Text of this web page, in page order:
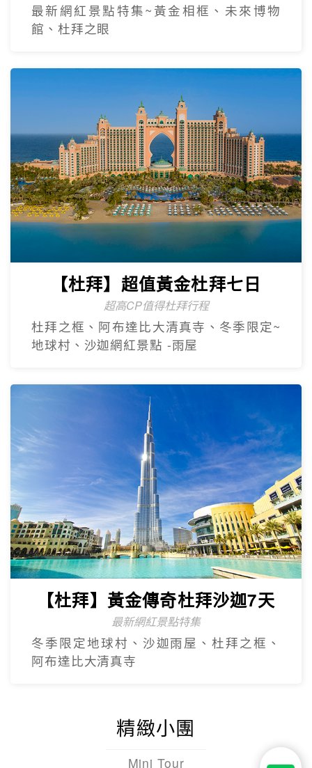
最新網紅景點特集~黃金相框、未來博物
館、杜拜之眼
【杜拜】超值黃金杜拜七日
超高CP值得杜拜行程
杜拜之框、阿布達比大清真寺、冬季限定~
地球村、沙迦網紅景點 -⾬屋
【杜拜】黃金傳奇杜拜沙迦7天
最新網紅景點特集
冬季限定地球村、沙迦⾬屋、杜拜之框、
阿布達比大清真寺
精緻小團
Mini Tour